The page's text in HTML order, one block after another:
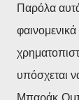
Παρόλα
υπόσχεται
Μπαράκ